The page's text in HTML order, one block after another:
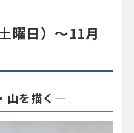
曜日）～11月
山を描く―